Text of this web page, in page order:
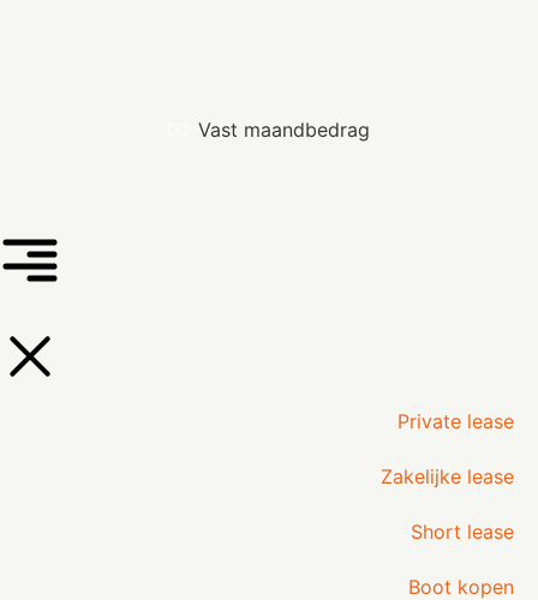
Vast maandbedrag
Private lease
Zakelijke lease
Short lease
Boot kopen